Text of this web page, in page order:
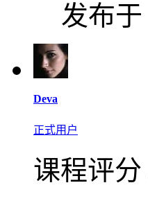
发布于
Deva
正式用户
课程评分